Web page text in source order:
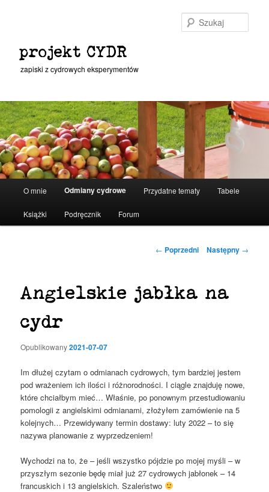
projekt CYDR
zapiski z cydrowych eksperymentów
O mnie Odmiany cydrowe Przydatne tematy Tabele
Książki Podręcznik Forum
Nawigacja
← Poprzedni Następny →
Angielskie jabłka na
cydr
Opublikowany2021-07-07
Im dłużej czytam o odmianach cydrowych, tym bardziej jestem
pod wrażeniem ich ilości i różnorodności. I ciągle znajduję nowe,
które chciałbym mieć… Właśnie, po ponownym przestudiowaniu
pomologii z angielskimi odmianami, złożyłem zamówienie na 5
kolejnych… Przewidywany termin dostawy: luty 2022 – to się
nazywa planowanie z wyprzedzeniem!
Wychodzi na to, że – jeśli wszystko pójdzie po mojej myśli – w
przyszłym sezonie będę miał już 27 cydrowych jabłonek – 14
francuskich i 13 angielskich. Szaleństwo